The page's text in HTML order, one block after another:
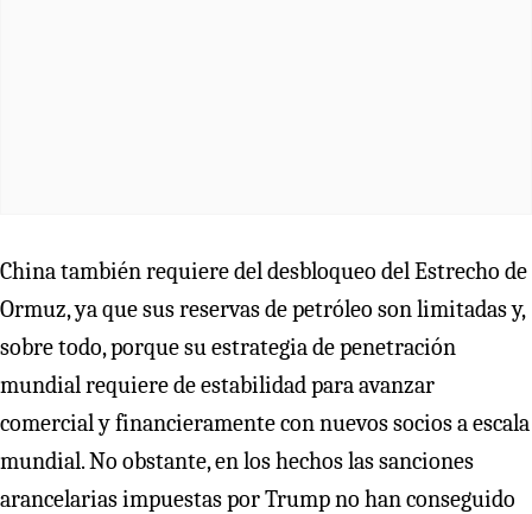
China también requiere del desbloqueo del Estrecho de
Ormuz, ya que sus reservas de petróleo son limitadas y,
sobre todo, porque su estrategia de penetración
mundial requiere de estabilidad para avanzar
comercial y financieramente con nuevos socios a escala
mundial. No obstante, en los hechos las sanciones
arancelarias impuestas por Trump no han conseguido